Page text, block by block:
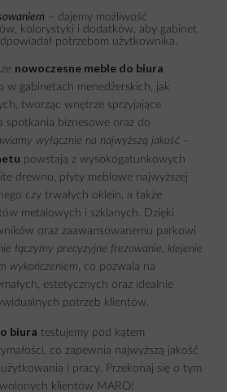
– dajemy możliwość
kolorystyki i dodatków, aby gabinet
potrzebom użytkownika.
nowoczesne meble do biura
w gabinetach menedżerskich, jak
tworząc wnętrze sprzyjające
spotkania biznesowe oraz do
wyłącznie na najwyższą jakość
powstają z wysokogatunkowych
drewno, płyty meblowe najwyższej
czy trwałych oklein, a także
metalowych i szklanych. Dzięki
oraz zaawansowanemu parkowi
łączymy precyzyjne frezowanie, klejenie
wykończeniem , co pozwala na
estetycznych oraz idealnie
potrzeb klientów.
biura testujemy pod kątem
co zapewnia najwyższą jakość
i pracy. Przekonaj się o tym
klientów MARO!